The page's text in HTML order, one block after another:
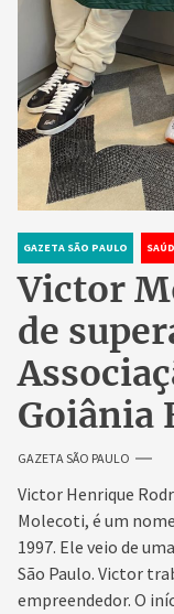
GAZETA SÃO PAULO
Victor
de
Goiânia
GAZETA SÃO PAULO
Victor Henrique
Molecoti, é um
1997. Ele veio de
São Paulo. Victor
empreendedor. O